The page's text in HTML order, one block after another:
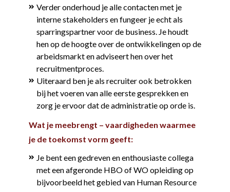
Verder onderhoud je alle contacten met je
interne stakeholders en fungeer je echt als
sparringspartner voor de business. Je houdt
hen op de hoogte over de ontwikkelingen op de
arbeidsmarkt en adviseert hen over het
recruitmentproces.
Uiteraard ben je als recruiter ook betrokken
bij het voeren van alle eerste gesprekken en
zorg je ervoor dat de administratie op orde is.
Wat je meebrengt – vaardigheden waarmee
je de toekomst vorm geeft:
Je bent een gedreven en enthousiaste collega
met een afgeronde HBO of WO opleiding op
bijvoorbeeld het gebied van Human Resource